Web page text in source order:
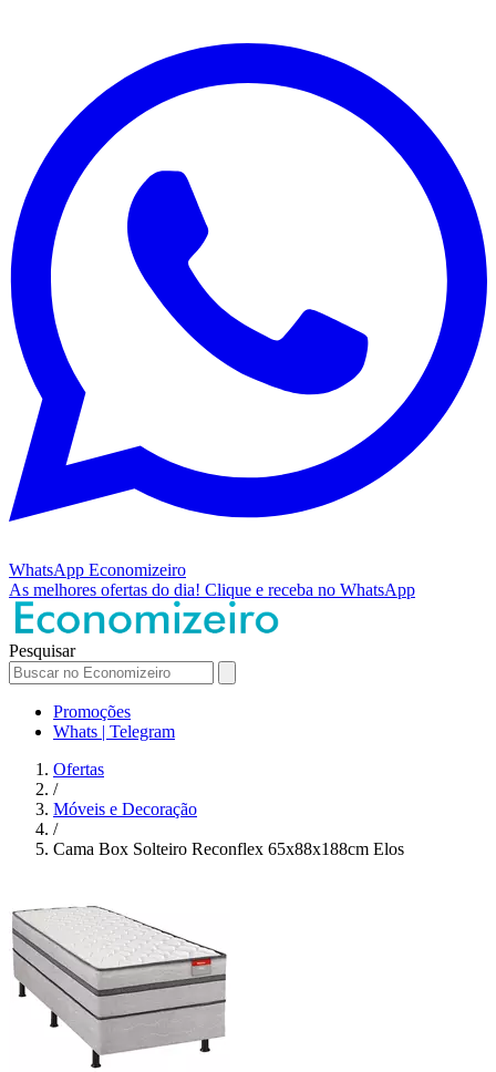
WhatsApp Economizeiro
As melhores ofertas do dia! Clique e receba no WhatsApp
Pesquisar
Promoções
Whats | Telegram
Ofertas
/
Móveis e Decoração
/
Cama Box Solteiro Reconflex 65x88x188cm Elos